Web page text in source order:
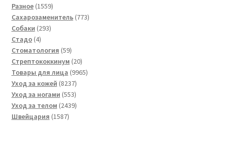
товаров
Разное 15591559
товаров
Сахарозаменитель 773773
Собаки 293293
Стадо 44
товара
Стоматология 5959
товаров
Стрептококкинум 2020
товаров
Товары для лица 99659965
Уход за кожей 82378237
товаров
Уход за ногами 553553
товара
Уход за телом 24392439
Швейцария 15871587